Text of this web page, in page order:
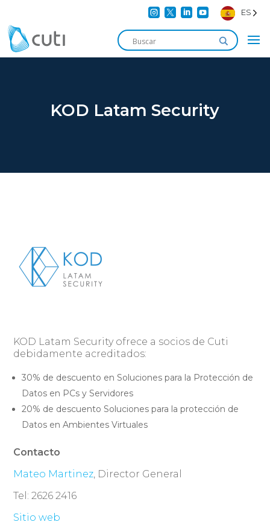
    ES
KOD Latam Security
KOD Latam Security ofrece a socios de Cuti
debidamente acreditados:
30% de descuento en Soluciones para la Protección de
Datos en PCs y Servidores
20% de descuento Soluciones para la protección de
Datos en Ambientes Virtuales
Contacto
Mateo Martinez, Director General
Tel: 2626 2416
Sitio web